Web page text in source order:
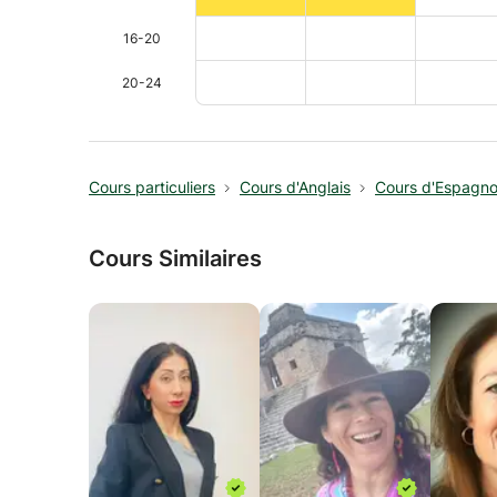
16-20
20-24
Cours particuliers Cours d'Anglais Cours
Cours Similaires